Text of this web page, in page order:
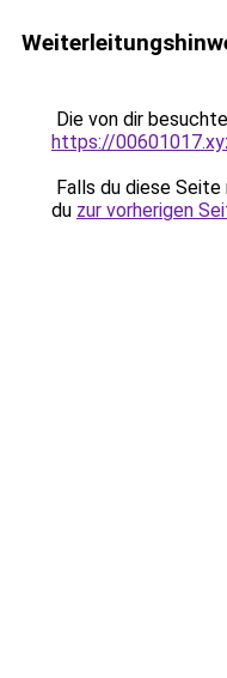
Die von dir
https://
Falls du diese
du zur vorherigen